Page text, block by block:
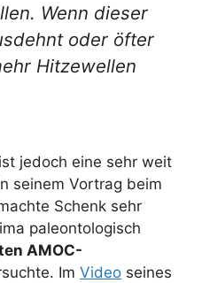
Wenn dieser
oder öfter
Hitzewellen
jedoch eine sehr weit
seinem Vortrag beim
Schenk sehr
paleontologisch
AMOC-
Im Video seines